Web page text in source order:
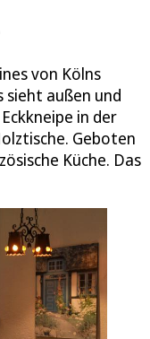
von Kölns
sieht außen und
in der
Geboten
Küche. Das